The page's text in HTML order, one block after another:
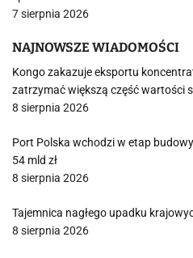
7 sierpnia 2026
NAJNOWSZE WIADOMOŚCI
Kongo zakazuje eksportu
zatrzymać większą część wartości
8 sierpnia 2026
Port Polska wchodzi w etap
54 mld zł
8 sierpnia 2026
Tajemnica nagłego upadku
8 sierpnia 2026